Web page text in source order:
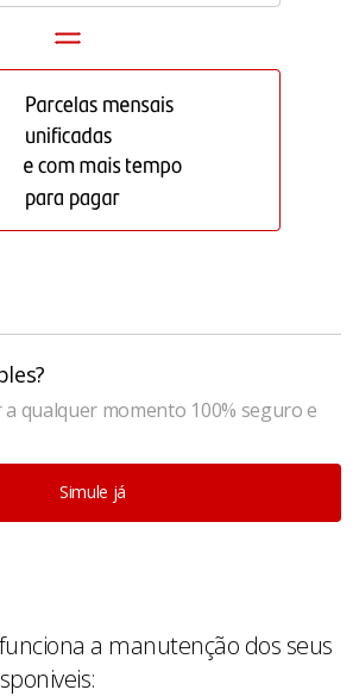
qualquer momento 100% seguro e
Simule já
a manutenção dos seus